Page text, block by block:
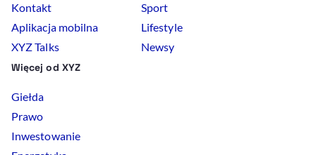
Kontakt
Aplikacja mobilna
XYZ Talks
Sport
Lifestyle
Newsy
Więcej od XYZ
Giełda
Prawo
Inwestowanie